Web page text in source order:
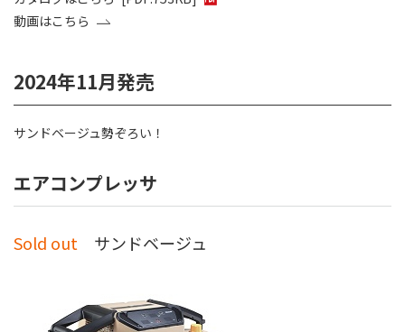
動画はこちら
2024年11月発売
サンドベージュ勢ぞろい！
エアコンプレッサ
Sold out サンドベージュ